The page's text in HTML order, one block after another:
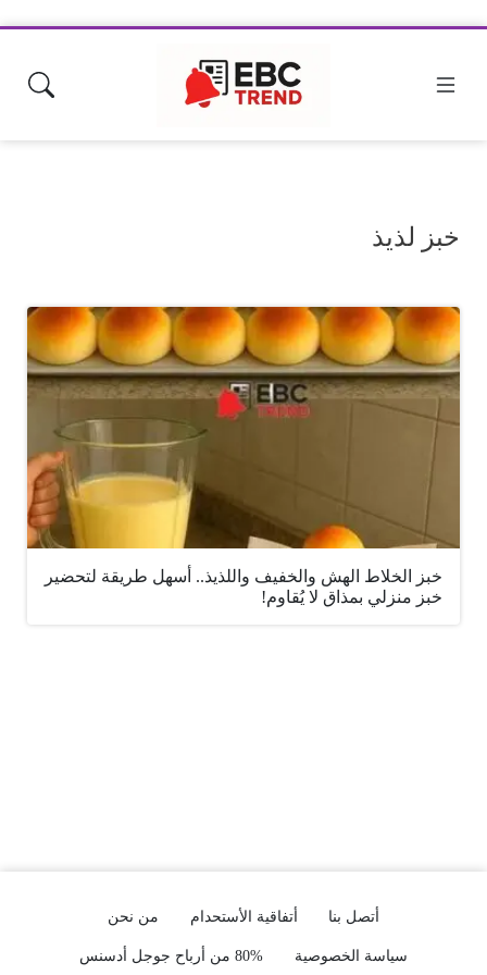
خبز لذيذ
خبز الخلاط الهش والخفيف واللذيذ.. أسهل طريقة لتحضير
خبز منزلي بمذاق لا يُقاوم!
أتصل بنا أتفاقية الأستحدام من نحن
سياسة الخصوصية 80% من أرباح جوجل أدسنس